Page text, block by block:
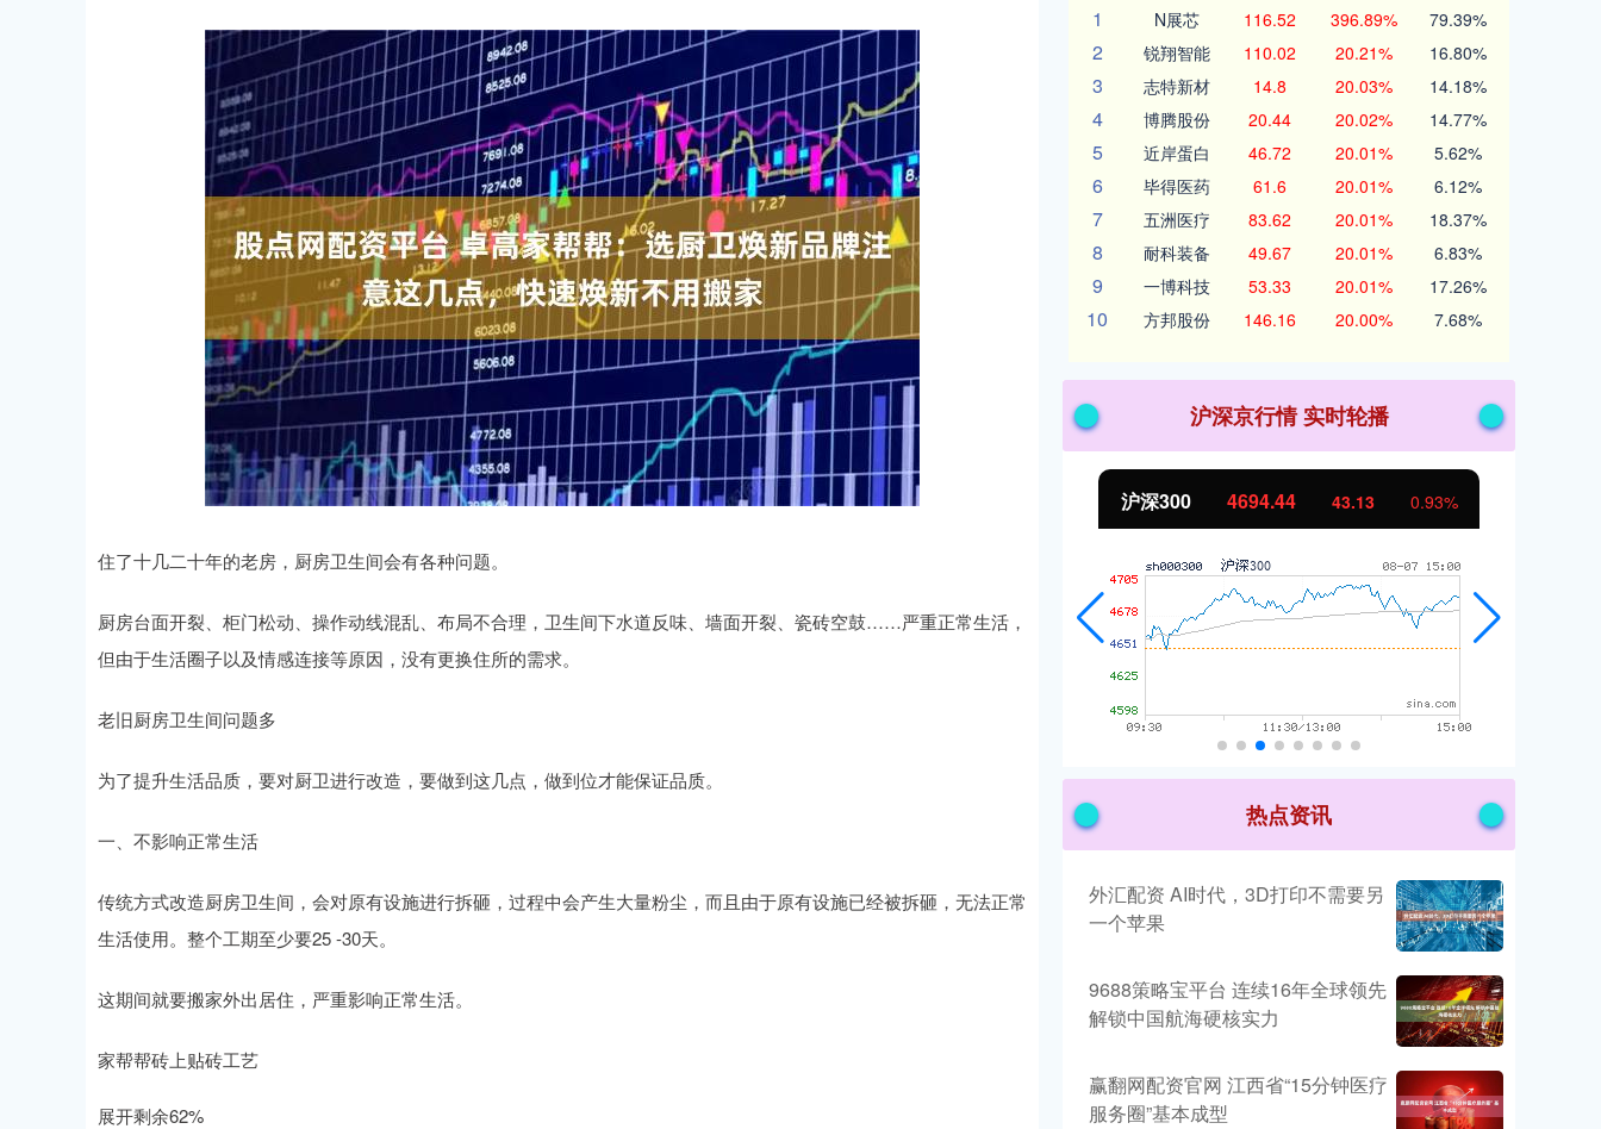
住了十几二十年的老房，厨房卫生间会有各种问题。
厨房台面开裂、柜门松动、操作动线混乱、布局不合理，卫生间下水道反味、墙面开裂、瓷砖空鼓……严重正常生活，
但由于生活圈子以及情感连接等原因，没有更换住所的需求。
老旧厨房卫生间问题多
为了提升生活品质，要对厨卫进行改造，要做到这几点，做到位才能保证品质。
一、不影响正常生活
传统方式改造厨房卫生间，会对原有设施进行拆砸，过程中会产生大量粉尘，而且由于原有设施已经被拆砸，无法正常
生活使用。整个工期至少要25 -30天。
这期间就要搬家外出居住，严重影响正常生活。
家帮帮砖上贴砖工艺
展开剩余62%
1
N展芯 116.52 396.89% 79.39%
2 锐翔智能 110.02 20.21% 16.80%
3 志特新材 14.8 20.03% 14.18%
4 博腾股份 20.44 20.02% 14.77%
5 近岸蛋白 46.72 20.01% 5.62%
6 毕得医药 61.6 20.01% 6.12%
7 五洲医疗 83.62 20.01% 18.37%
8 耐科装备 49.67 20.01% 6.83%
9 一博科技 53.33 20.01% 17.26%
10 方邦股份 146.16 20.00% 7.68%
沪深京行情 实时轮播
深证成指 14311.01 200.89 1.42% 沪深300 4694.44 43.13 北证50 1134.24 11.37 1.01%
热点资讯
外汇配资 AI时代，3D打印不需要另
一个苹果
9688策略宝平台 连续16年全球领先
解锁中国航海硬核实力
赢翻网配资官网 江西省“15分钟医疗
服务圈”基本成型